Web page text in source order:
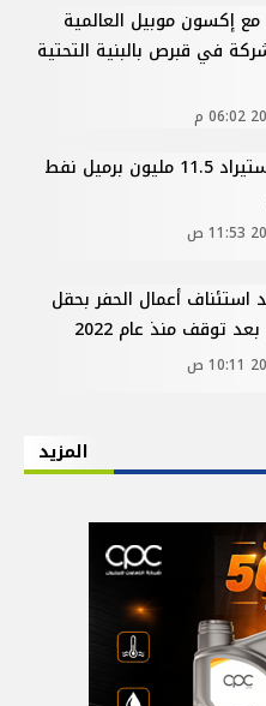
مع إكسون موبيل العالمية
في قبرص بالبنية التحتية
مصر تتفق على استيراد 11.5 مليون برميل نفط
استئناف أعمال الحفر بحقل
توقف منذ عام 2022
المزيد